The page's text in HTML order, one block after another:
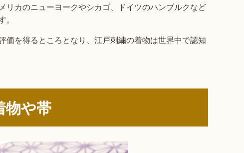
カのニューヨークやシカゴ、ドイツのハンブルクなど
を得るところとなり、江戸刺繍の着物は世界中で認知
物や帯